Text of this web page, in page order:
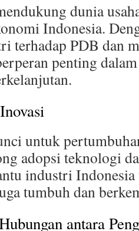
dunia
Indonesia.
terhadap PDB dan
penting
untuk
adopsi teknologi
industri
tumbuh dan
antara